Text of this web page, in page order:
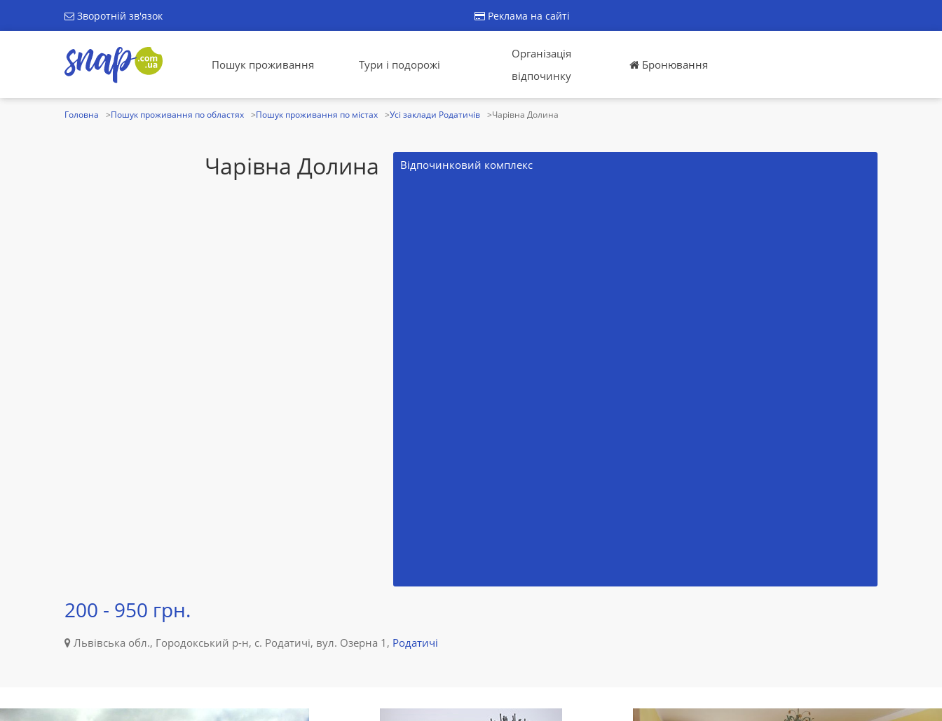
Зворотній зв'язок Реклама на сайті
Пошук проживання Тури і подорожі
Організація
відпочинку
Бронювання
Головна Пошук проживання по областях Пошук проживання по містах Усі заклади Родатичів Чарівна Долина
Чарівна Долина Відпочинковий комплекс
200 - 950 грн.
Львівська обл., Городокський р-н, с. Родатичі, вул. Озерна 1, Родатичі